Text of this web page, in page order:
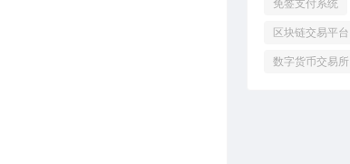
免签支付系统
区块链交易平台
数字货币交易所